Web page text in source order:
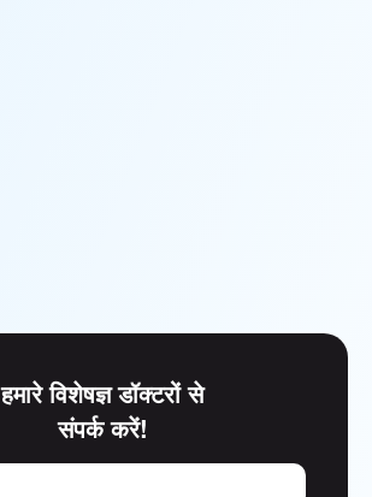
हमारे विशेषज्ञ डॉक्टरों से
संपर्क करें!